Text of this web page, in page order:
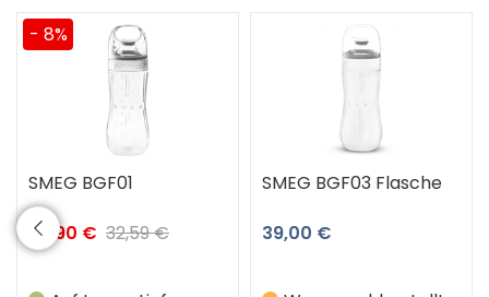
SMEG BGF01
29,90 € 32,59 €
- 8%
SMEG BGF03 Flasche
39,00 €